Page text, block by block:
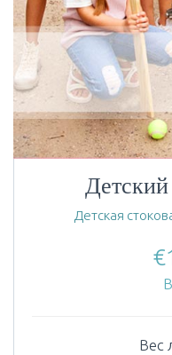
Детская
€
Вес